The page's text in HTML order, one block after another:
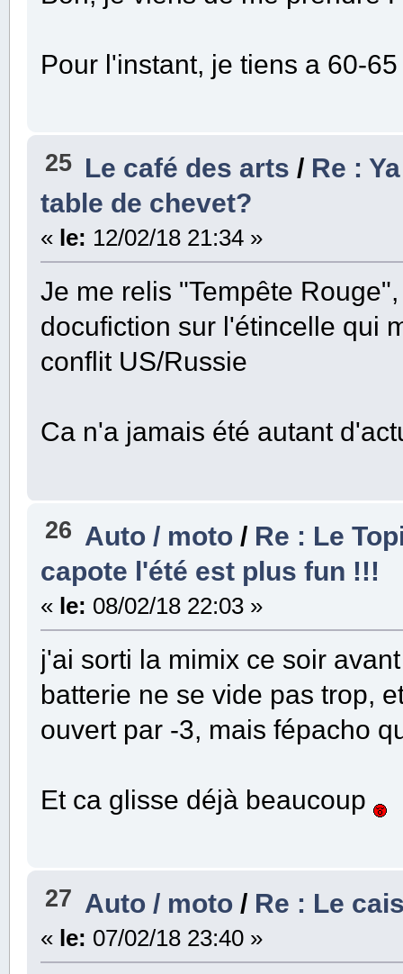
Pour l'instant, je tiens a 60-
25 Le café des arts / Re :
table de chevet?
« le: 12/02/18 21:34 »
Je me relis "Tempête
docufiction sur l'étincelle qui
conflit US/Russie
Ca n'a jamais été autant
26 Auto / moto/ Re : Le
capote l'été est plus fun !!!
« le: 08/02/18 22:03 »
j'ai sorti la mimix ce soir
batterie ne se vide pas trop,
ouvert par -3, mais fépacho
Et ca glisse déjà beaucoup
27 Auto / moto / Re : Le
« le: 07/02/18 23:40 »